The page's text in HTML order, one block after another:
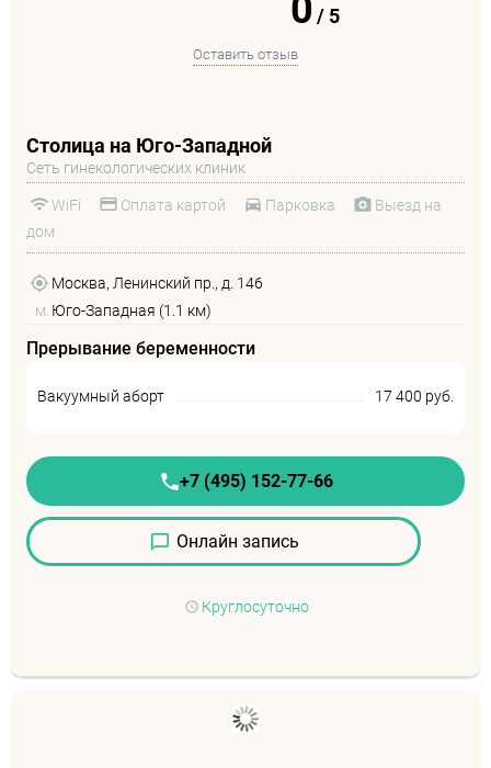
0 / 5
Оставить отзыв
Столица на Юго-Западной
Сеть гинекологических клиник
WiFi Оплата картой Парковка
Выезд на
дом
Москва, Ленинский пр., д. 146
м. Юго-Западная (1.1 км)
Прерывание беременности
Вакуумный аборт 17 400 руб.
+7 (495) 152-77-66
Онлайн запись
Круглосуточно